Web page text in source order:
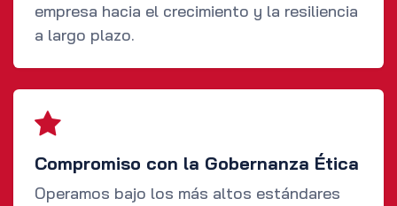
empresa hacia el crecimiento y la resiliencia
a largo plazo.
Compromiso con la Gobernanza Ética
Operamos bajo los más altos estándares